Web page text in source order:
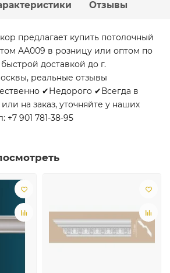
Отзывы
предлагает купить потолочный
AA009 в розницу или оптом по
доставкой до г.
реальные отзывы
✔Недорого ✔Всегда в
на заказ, уточняйте у наших
901 781-38-95